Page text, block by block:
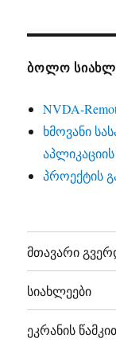
ᲑᲝᲚᲝ
NVDA-
ხმოვანი
აპლიკაციის
პროექტის
მთავარი
სიახლეები
ეკრანის